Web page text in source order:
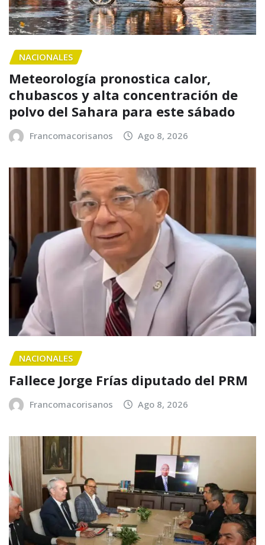
NACIONALES
Meteorología pronostica calor,
chubascos y alta concentración de
polvo del Sahara para este sábado
Francomacorisanos Ago 8, 2026
NACIONALES
Fallece Jorge Frías diputado del PRM
Francomacorisanos Ago 8, 2026